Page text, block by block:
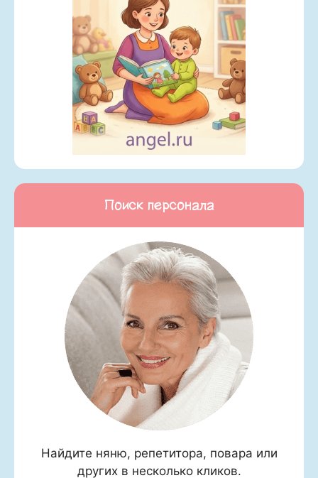
Поиск персонала
Найдите няню, репетитора, повара или
других в несколько кликов.